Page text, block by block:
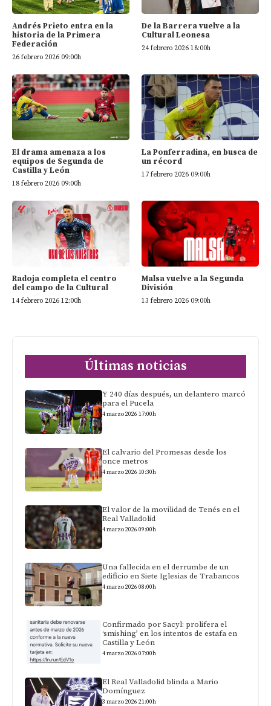
Andrés Prieto entra en la
historia de la Primera
Federación
26 febrero 2026 09:00h
De la Barrera vuelve a la
Cultural Leonesa
24 febrero 2026 18:00h
El drama amenaza a los
equipos de Segunda de
Castilla y León
18 febrero 2026 09:00h
La Ponferradina, en busca de
un récord
17 febrero 2026 09:00h
Radoja completa el centro
del campo de la Cultural
14 febrero 2026 12:00h
Malsa vuelve a la Segunda
División
13 febrero 2026 09:00h
Últimas noticias
Y 240 días después, un delantero marcó
para el Pucela
4 marzo 2026 17:00h
El calvario del Promesas desde los
once metros
4 marzo 2026 10:30h
El valor de la movilidad de Tenés en el
Real Valladolid
4 marzo 2026 09:00h
Una fallecida en el derrumbe de un
edificio en Siete Iglesias de Trabancos
4 marzo 2026 08:00h
Confirmado por Sacyl: prolifera el
‘smishing’ en los intentos de estafa en
Castilla y León
4 marzo 2026 07:00h
El Real Valladolid blinda a Mario
Domínguez
3 marzo 2026 21:00h